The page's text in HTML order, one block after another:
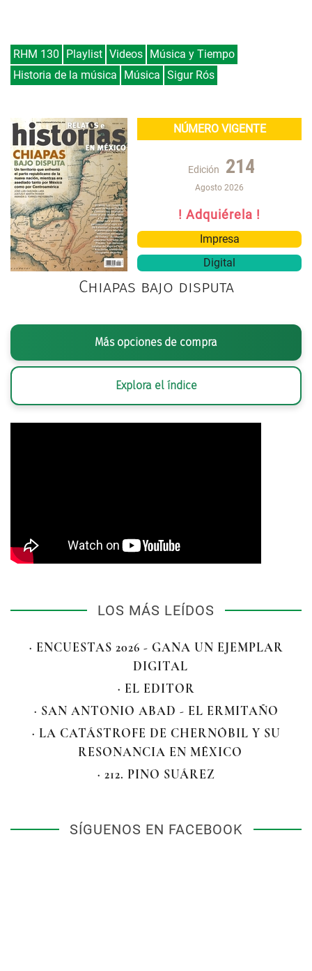
RHM 130 Playlist Videos Música y Tiempo
Historia de la música
Música Sigur Rós
NÚMERO VIGENTE
Edición 214
Agosto 2026
! Adquiérela !
Impresa
Digital
Chiapas bajo disputa
Más opciones de compra
Explora el índice
LOS MÁS LEÍDOS
· ENCUESTAS 2026 - GANA UN EJEMPLAR
DIGITAL
· EL EDITOR
· SAN ANTONIO ABAD - EL ERMITAÑO
· LA CATÁSTROFE DE CHERNÓBIL Y SU
RESONANCIA EN MÉXICO
· 212. PINO SUÁREZ
SÍGUENOS EN FACEBOOK